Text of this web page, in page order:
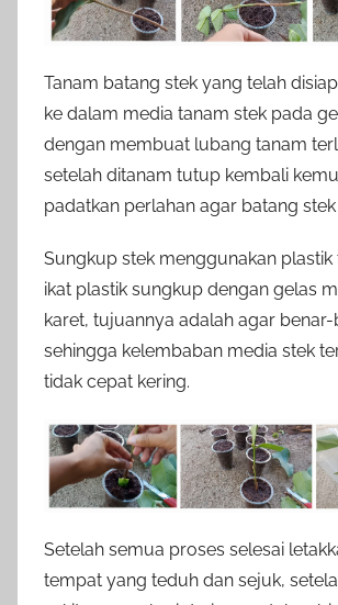
Tanam batang stek yang telah
ke dalam media tanam stek pada
dengan membuat lubang tanam
setelah ditanam tutup kembali
padatkan perlahan agar batang
Sungkup stek menggunakan plastik
ikat plastik sungkup dengan gelas
karet, tujuannya adalah agar
sehingga kelembaban media stek
tidak cepat kering.
Setelah semua proses selesai
tempat yang teduh dan sejuk,